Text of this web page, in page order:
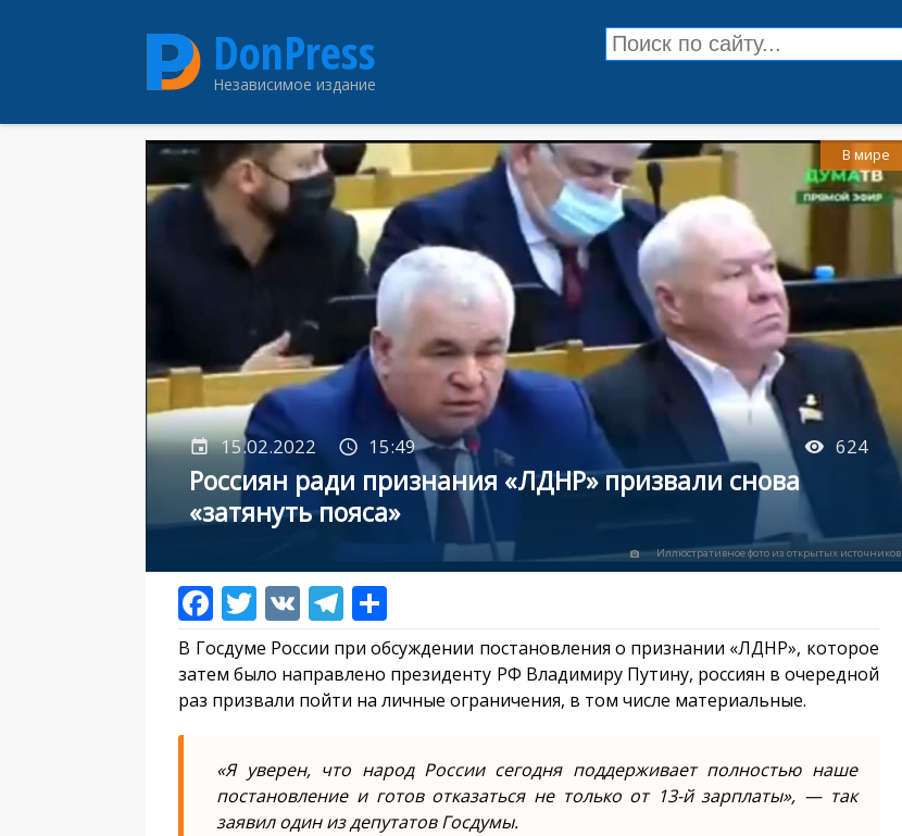
DonPress
Независимое издание
15.02.2022 15:49 624
Россиян ради признания «ЛДНР» призвали снова
«затянуть пояса»
Иллюстративное фото из открытых источников
В мире
В Госдуме России при обсуждении постановления о признании «ЛДНР», которое
затем было направлено президенту РФ Владимиру Путину, россиян в очередной
раз призвали пойти на личные ограничения, в том числе материальные.
«Я уверен, что народ России сегодня поддерживает полностью наше
постановление и готов отказаться не только от 13-й зарплаты», — так
заявил один из депутатов Госдумы.